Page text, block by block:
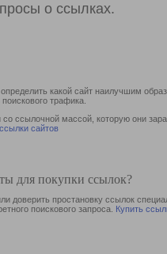
о ссылках.
какой сайт наилучшим
трафика.
ссылочной массой, которую они
сайтов
для покупки ссылок?
доверить простановку ссылок
поискового запроса. Купить